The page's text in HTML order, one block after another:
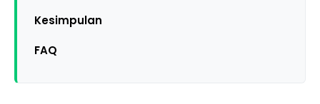
Kesimpulan
FAQ